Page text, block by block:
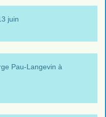
juin
Pau-Langevin à